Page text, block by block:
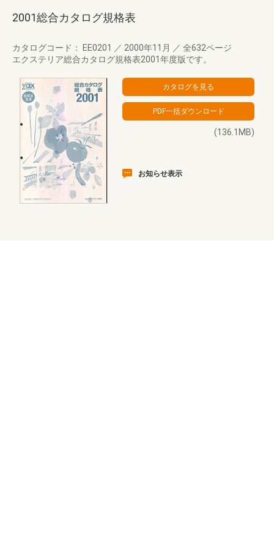
2001総合カタログ規格表
カタログコード： EE0201 ／ 2000年11月 ／ 全632ページ
エクステリア総合カタログ規格表2001年度版です。
(136.1MB)
お知らせ表示